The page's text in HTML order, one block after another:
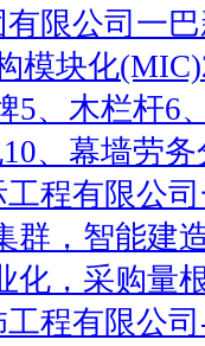
限公司一
模块化
5、木栏杆6
、幕墙劳
程有限公
群，智能建
化，采购量
程有限公